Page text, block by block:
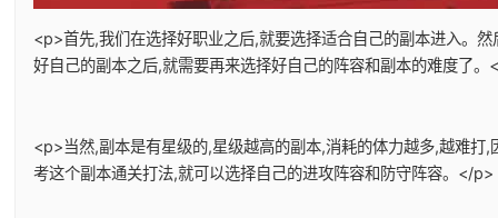
<p>首先,我们在选择好职业之后,就要选择适合自己的副本进入。
好自己的副本之后,就需要再来选择好自己的阵容和副本的难度了。
<p>当然,副本是有星级的,星级越高的副本,消耗的体力越多,越难
考这个副本通关打法,就可以选择自己的进攻阵容和防守阵容。</p>